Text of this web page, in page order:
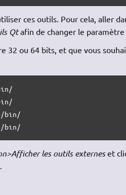
ces outils. Pour cela, aller
Qtafin de changer le paramètre
32 ou 64 bits, et que vous
bin/
bin/
les outils externeset